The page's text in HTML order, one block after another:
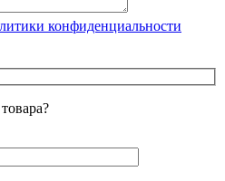
конфиденциальности